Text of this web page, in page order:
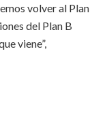
volver al Plan
del Plan B
viene”,